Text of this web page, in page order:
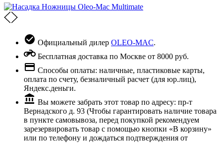
Официальный дилер OLEO-MAC.
Бесплатная доставка по Москве от 8000 руб.
Способы оплаты: наличные, пластиковые карты,
оплата по счету, безналичный расчет (для юр.лиц),
Яндекс.деньги.
Вы можете забрать этот товар по адресу: пр-т
Вернадского д. 93 (Чтобы гарантировать наличие товара
в пункте самовывоза, перед покупкой рекомендуем
зарезервировать товар с помощью кнопки «В корзину»
или по телефону и дождаться подтверждения от